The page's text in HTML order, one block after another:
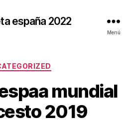
españa 2022
Menú
Categorías
mundial
2019